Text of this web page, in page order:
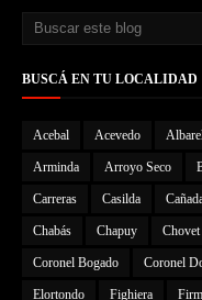
BUSCÁ EN TU LOCALIDAD
Acebal Acevedo
Arminda Arroyo Seco
Carreras Casilda
Chabás Chapuy Chovet
Coronel Bogado Coronel
Elortondo Fighiera